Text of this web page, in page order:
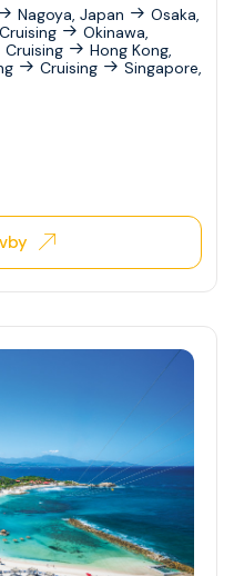
Nagoya, Japan
Osaka,
Cruising
Okinawa,
Cruising
Hong Kong,
Cruising
Singapore,